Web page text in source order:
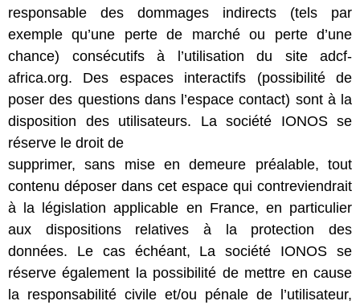
responsable des dommages indirects (tels par
exemple qu’une perte de marché ou perte d’une
chance) consécutifs à l’utilisation du site adcf-
africa.org. Des espaces interactifs (possibilité de
poser des questions dans l’espace contact) sont à la
disposition des utilisateurs. La société IONOS se
réserve le droit de
supprimer, sans mise en demeure préalable, tout
contenu déposer dans cet espace qui contreviendrait
à la législation applicable en France, en particulier
aux dispositions relatives à la protection des
données. Le cas échéant, La société IONOS se
réserve également la possibilité de mettre en cause
la responsabilité civile et/ou pénale de l’utilisateur,